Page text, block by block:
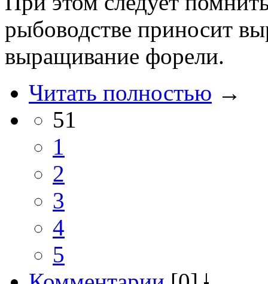
рыбоводстве приносит
выращивание форели.
Читать полностью →
51
1
2
3
4
5